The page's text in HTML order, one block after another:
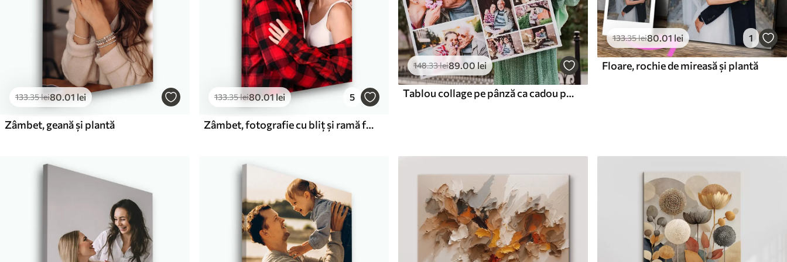
133.35lei80.01lei
Zâmbet, geană și plantă
133.35lei80.01lei 5
Zâmbet, fotografie cu bliț și ramă foto
148.33lei89.00 lei
Tablou collage pe pânză ca cadou pentru aniversare
133.35lei80.01 lei 1
Floare, rochie de mireasă și plantă